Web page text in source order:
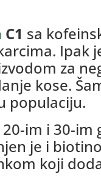
C1 sa
Ipak
za
kose.
populaciju.
im i 30-
je i
koji